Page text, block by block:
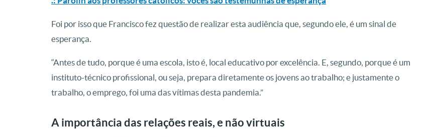
Foi por isso que Francisco fez questão de realizar esta audiência que, segundo ele, é um sinal de
esperança.
“Antes de tudo, porque é uma escola, isto é, local educativo por excelência. E, segundo, porque é um
instituto-técnico profissional, ou seja, prepara diretamente os jovens ao trabalho; e justamente o
trabalho, o emprego, foi uma das vítimas desta pandemia.”
A importância das relações reais, e não virtuais